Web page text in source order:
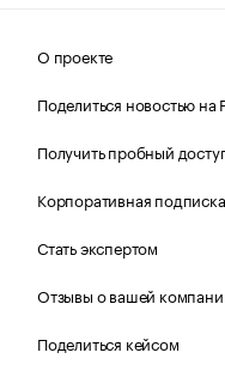
О проекте
Поделиться новостью на
Получить пробный
Корпоративная
Стать экспертом
Отзывы о вашей
Поделиться кейсом